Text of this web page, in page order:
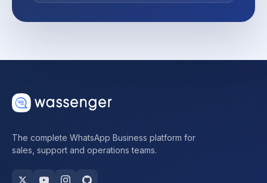
The complete WhatsApp Business platform for
sales, support and operations teams.